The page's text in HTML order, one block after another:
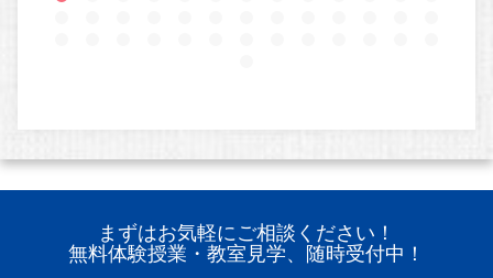
まずはお気軽にご相談ください！
無料体験授業・教室見学、随時受付中！